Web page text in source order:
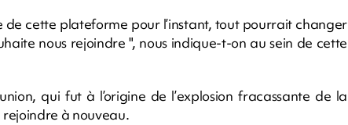
cette plateforme pour l’instant, tout pourrait changer
nous rejoindre ", nous indique-t-on au sein de cette
qui fut à l’origine de l’explosion fracassante de la
à nouveau.